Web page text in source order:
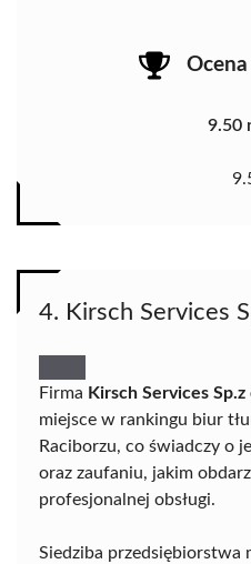
9.50
4. Kirsch Services
Firma Kirsch Services Sp.z
miejsce w rankingu biur
Raciborzu, co świadczy o
oraz zaufaniu, jakim
profesjonalnej obsługi.
Siedziba przedsiębiorstwa